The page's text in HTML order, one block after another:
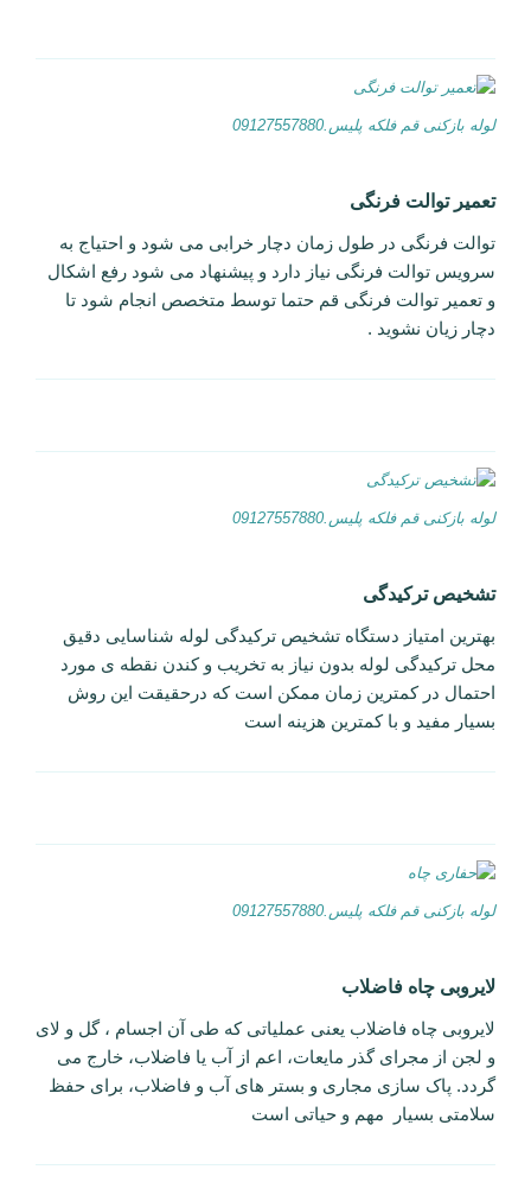
لوله بازکنی قم فلکه پلیس.09127557880
تعمیر توالت فرنگی
توالت فرنگی در طول زمان دچار خرابی می شود و احتیاج به
سرویس توالت فرنگی نیاز دارد و پیشنهاد می شود رفع اشکال
و تعمیر توالت فرنگی قم حتما توسط متخصص انجام شود تا
دچار زیان نشوید .
لوله بازکنی قم فلکه پلیس.09127557880
تشخیص ترکیدگی
بهترین امتیاز دستگاه تشخیص ترکیدگی لوله شناسایی دقیق
محل ترکیدگی لوله بدون نیاز به تخریب و کندن نقطه ی مورد
احتمال در کمترین زمان ممکن است که درحقیقت این روش
بسیار مفید و با کمترین هزینه است
لوله بازکنی قم فلکه پلیس.09127557880
لایروبی چاه فاضلاب
لایروبی چاه فاضلاب یعنی عملیاتی که طی آن اجسام ، گل و لای
و لجن از مجرای گذر مایعات، اعم از آب یا فاضلاب، خارج می
گردد. پاک سازی مجاری و بستر های آب و فاضلاب، برای حفظ
سلامتی بسیار مهم و حیاتی است